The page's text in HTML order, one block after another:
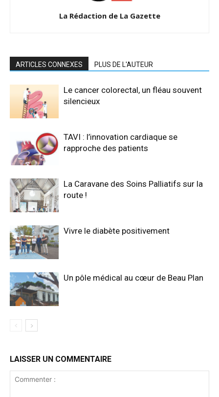
La Rédaction de La Gazette
ARTICLES CONNEXES PLUS DE L'AUTEUR
Le cancer colorectal, un fléau souvent
silencieux
TAVI : l’innovation cardiaque se
rapproche des patients
La Caravane des Soins Palliatifs sur la
route !
Vivre le diabète positivement
Un pôle médical au cœur de Beau Plan
LAISSER UN COMMENTAIRE